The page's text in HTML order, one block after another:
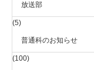
放送部
(5)
普通科のお知らせ
(100)